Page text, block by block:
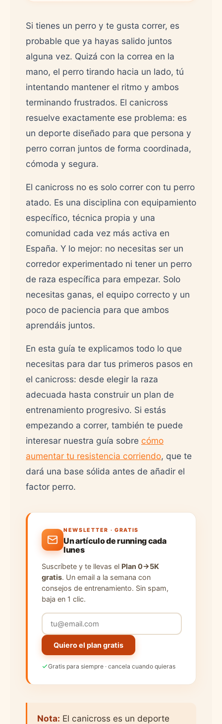
Si tienes un perro y te gusta correr, es
probable que ya hayas salido juntos
alguna vez. Quizá con la correa en la
mano, el perro tirando hacia un lado, tú
intentando mantener el ritmo y ambos
terminando frustrados. El canicross
resuelve exactamente ese problema: es
un deporte diseñado para que persona y
perro corran juntos de forma coordinada,
cómoda y segura.
El canicross no es solo correr con tu perro
atado. Es una disciplina con equipamiento
específico, técnica propia y una
comunidad cada vez más activa en
España. Y lo mejor: no necesitas ser un
corredor experimentado ni tener un perro
de raza específica para empezar. Solo
necesitas ganas, el equipo correcto y un
poco de paciencia para que ambos
aprendáis juntos.
En esta guía te explicamos todo lo que
necesitas para dar tus primeros pasos en
el canicross: desde elegir la raza
adecuada hasta construir un plan de
entrenamiento progresivo. Si estás
empezando a correr, también te puede
interesar nuestra guía sobre cómo
aumentar tu resistencia corriendo, que te
dará una base sólida antes de añadir el
factor perro.
NEWSLETTER · GRATIS
Un artículo de running cada
lunes
Suscríbete y te llevas el Plan 0→5K
gratis. Un email a la semana con
consejos de entrenamiento. Sin spam,
baja en 1 clic.
Quiero el plan gratis
Gratis para siempre · cancela cuando quieras
Nota: El canicross es un deporte